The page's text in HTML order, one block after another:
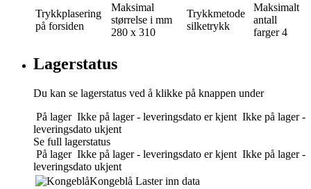
Trykkplasering
på forsiden
Maksimal
størrelse i mm
280 x 310
Trykkmetode
silketrykk
Maksimalt
antall
farger 4
Lagerstatus
Du kan se lagerstatus ved å klikke på knappen under
På lager Ikke på lager - leveringsdato er kjent Ikke på lager -
leveringsdato ukjent
Se full lagerstatus
På lager Ikke på lager - leveringsdato er kjent Ikke på lager -
leveringsdato ukjent
Kongeblå Laster inn data